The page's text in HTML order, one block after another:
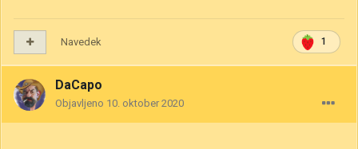
1
Navedek
DaCapo
Objavljeno 10. oktober 2020